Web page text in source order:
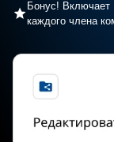
Бонус!
каждого члена